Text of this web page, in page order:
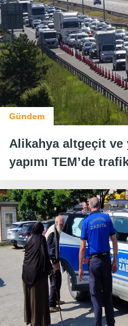
Gündem
Alikahya altgeçit ve
yapımı TEM’de